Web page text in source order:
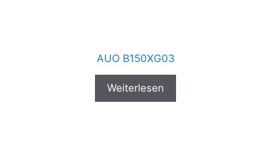
AUO B150XG03
Weiterlesen